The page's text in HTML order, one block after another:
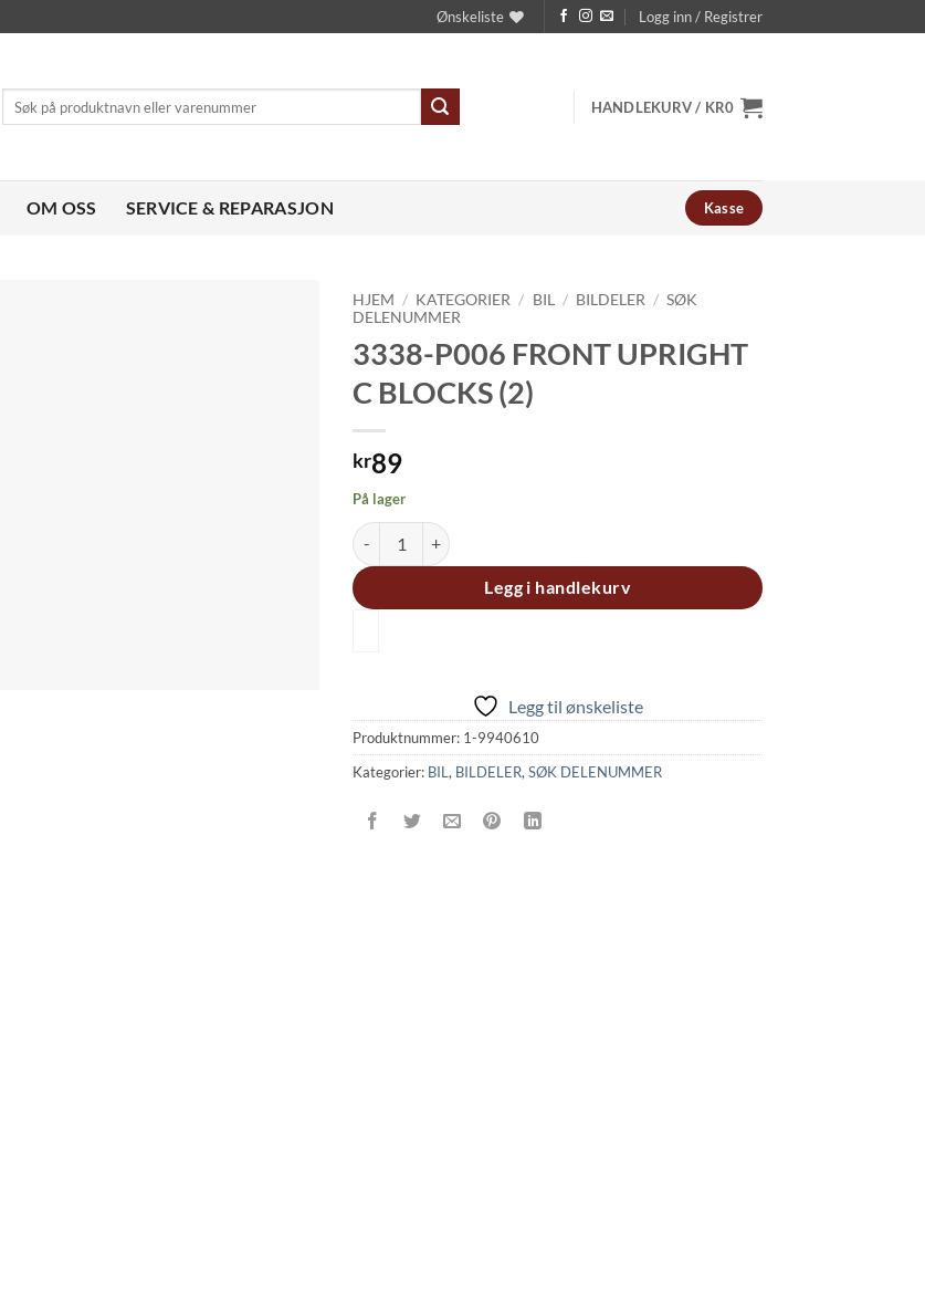
Ønskeliste Logg inn / Registrer
etter:
HANDLEKURV / KR0
OM OSS SERVICE & REPARASJON Kasse
HJEM / KATEGORIER / BIL / BILDELER / SØK
DELENUMMER
3338-P006 FRONT UPRIGHT
C BLOCKS (2)
kr89
På lager
3338-P006 FRONT UPRIGHT C BLOCKS (2) antall
Legg i handlekurv
Legg til ønskeliste
Produktnummer: 1-9940610
Kategorier: BIL, BILDELER,SØK DELENUMMER